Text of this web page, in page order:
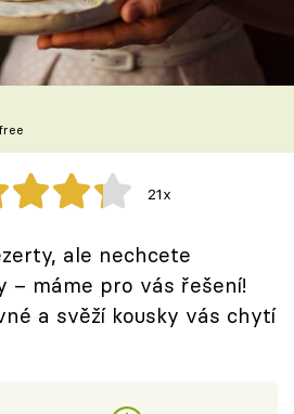
21x
ale nechcete
– máme pro vás řešení!
a svěží kousky vás chytí